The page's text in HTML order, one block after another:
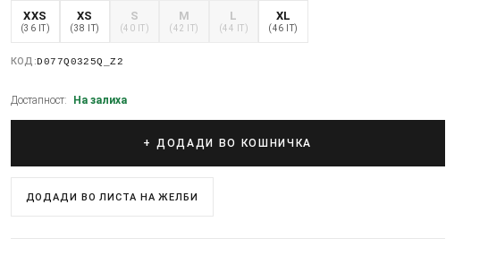
XXS
(36 IT)
XS
(38 IT)
S
(40 IT)
M
(42 IT)
L
(44 IT)
XL
(46 IT)
КОД:D077Q0325Q_Z2
Достапност: На залиха
+ ДОДАДИ ВО КОШНИЧКА
ДОДАДИ ВО ЛИСТА НА ЖЕЛБИ